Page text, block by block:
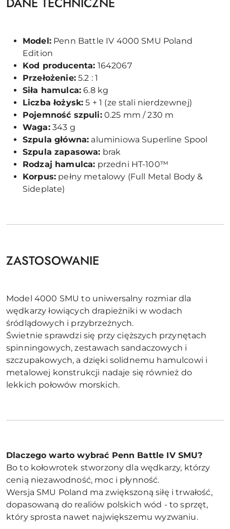
Model:Penn Battle IV 4000 SMU Poland
Edition
Kod producenta: 1642067
Przełożenie:5.2 : 1
Siła hamulca: 6.8 kg
Liczba łożysk: 5 + 1 (ze stali nierdzewnej)
Pojemność szpuli:0.25 mm / 230 m
Waga:343 g
Szpula główna: aluminiowa Superline Spool
Szpula zapasowa: brak
Rodzaj hamulca: przedni HT-100™
Korpus: pełny metalowy (Full Metal Body &
Sideplate)
ZASTOSOWANIE
Model 4000 SMU to uniwersalny rozmiar dla
wędkarzy łowiących drapieżniki w wodach
śródlądowych i przybrzeżnych.
Świetnie sprawdzi się przy cięższych przynętach
spinningowych, zestawach sandaczowych i
szczupakowych, a dzięki solidnemu hamulcowi i
metalowej konstrukcji nadaje się również do
lekkich połowów morskich.
Dlaczego warto wybrać Penn Battle IV SMU?
Bo to kołowrotek stworzony dla wędkarzy, którzy
cenią niezawodność, moc i płynność.
Wersja SMU Poland ma zwiększoną siłę i trwałość,
dopasowaną do realiów polskich wód - to sprzęt,
który sprosta nawet największemu wyzwaniu.